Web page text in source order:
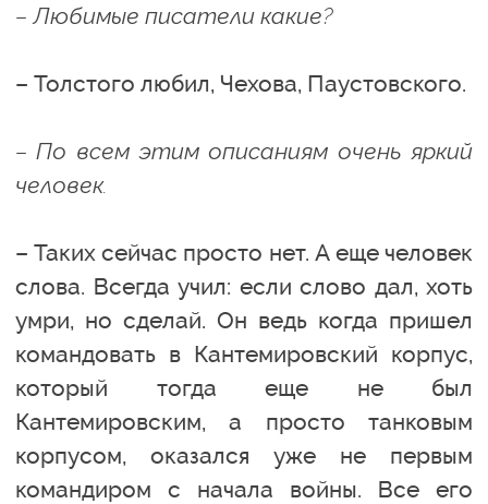
– Любимые писатели какие?
– Толстого любил, Чехова, Паустовского.
– По всем этим описаниям очень яркий
человек.
– Таких сейчас просто нет. А еще человек
слова. Всегда учил: если слово дал, хоть
умри, но сделай. Он ведь когда пришел
командовать в Кантемировский корпус,
который тогда еще не был
Кантемировским, а просто танковым
корпусом, оказался уже не первым
командиром с начала войны. Все его